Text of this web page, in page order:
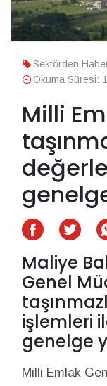
Sektörden
Okuma Süresi:
Milli
Maliye
Genel
işlemleri
genelge
Milli Emlak